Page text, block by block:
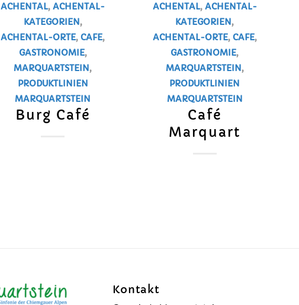
ACHENTAL,ACHENTAL-
KATEGORIEN,
ACHENTAL-ORTE,CAFE,
GASTRONOMIE,
MARQUARTSTEIN,
PRODUKTLINIEN
MARQUARTSTEIN
Burg Café
ACHENTAL, ACHENTAL-
KATEGORIEN,
ACHENTAL-ORTE, CAFE,
GASTRONOMIE,
MARQUARTSTEIN,
PRODUKTLINIEN
MARQUARTSTEIN
Café
Marquart
Kontakt